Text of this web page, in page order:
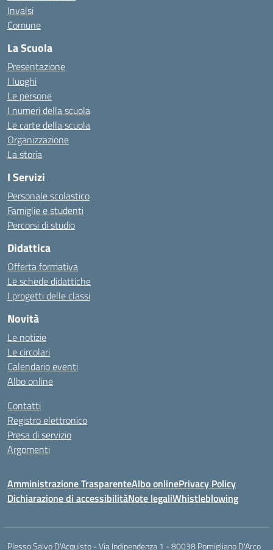
Invalsi
Comune
La Scuola
Presentazione
I luoghi
Le persone
I numeri della scuola
Le carte della scuola
Organizzazione
La storia
I Servizi
Personale scolastico
Famiglie e studenti
Percorsi di studio
Didattica
Offerta formativa
Le schede didattiche
I progetti delle classi
Novità
Le notizie
Le circolari
Calendario eventi
Albo online
Contatti
Registro elettronico
Presa di servizio
Argomenti
Amministrazione TrasparenteAlbo onlinePrivacy Policy
Dichiarazione di accessibilitàNote legaliWhistleblowing
Plesso Salvo D'Acquisto - Via Indipendenza 1 - 80038 Pomigliano D'Arco